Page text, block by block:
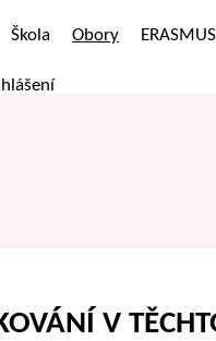
Škola Obory
V